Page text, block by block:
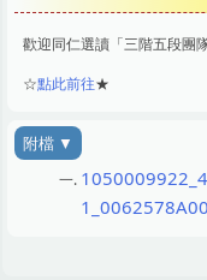
歡迎同仁選讀「三階五段團
☆點此前往★